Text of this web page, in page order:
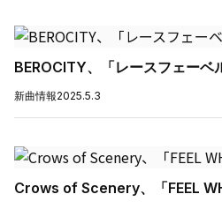
BEROCITY、「レースフェーベ
新曲情報2025.5.3
Crows of Scenery、「FEEL